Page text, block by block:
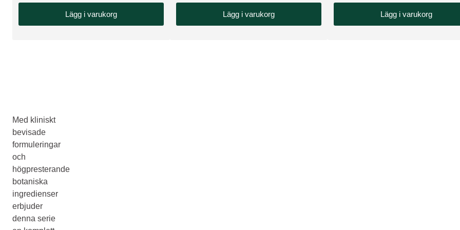
Lägg i varukorg Lägg i varukorg Lägg i varukorg
Med kliniskt
bevisade
formuleringar
och
högpresterande
botaniska
ingredienser
erbjuder
denna serie